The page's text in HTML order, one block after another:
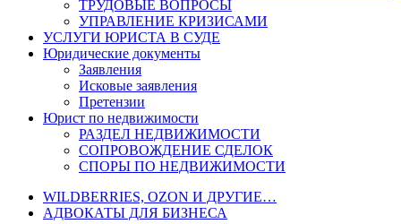
ТРУДОВЫЕ ВОПРОСЫ
УПРАВЛЕНИЕ КРИЗИСАМИ
УСЛУГИ ЮРИСТА В СУДЕ
Юридические документы
Заявления
Исковые заявления
Претензии
Юрист по недвижимости
РАЗДЕЛ НЕДВИЖИМОСТИ
СОПРОВОЖДЕНИЕ СДЕЛОК
СПОРЫ ПО НЕДВИЖИМОСТИ
WILDBERRIES, OZON И ДРУГИЕ…
АДВОКАТЫ ДЛЯ БИЗНЕСА